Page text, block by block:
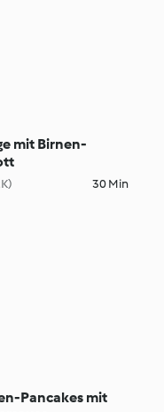
mit Birnen-
30 Min
Pancakes mit